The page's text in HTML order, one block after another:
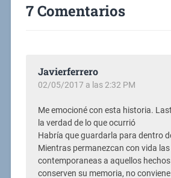
7 Comentarios
Javierferrero
02/05/2017 a las 2:32 PM
Me emocioné con esta historia.
la verdad de lo que ocurrió
Habría que guardarla para dentro
Mientras permanezcan con vida
contemporaneas a aquellos
conserven su memoria, no